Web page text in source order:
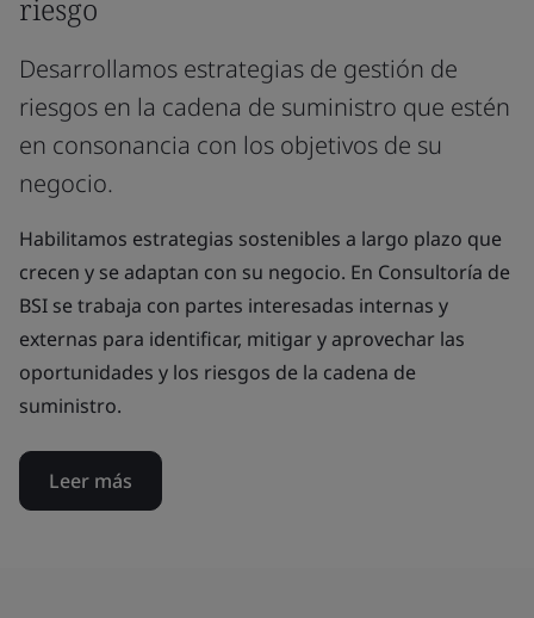
riesgo
Desarrollamos estrategias de gestión de
riesgos en la cadena de suministro que estén
en consonancia con los objetivos de su
negocio.
Habilitamos estrategias sostenibles a largo plazo que
crecen y se adaptan con su negocio. En Consultoría de
BSI se trabaja con partes interesadas internas y
externas para identificar, mitigar y aprovechar las
oportunidades y los riesgos de la cadena de
suministro.
Leer más